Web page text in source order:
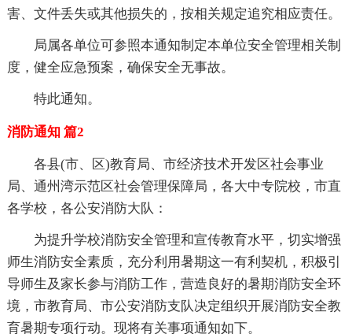
害、文件丢失或其他损失的，按相关规定追究相应责任。
局属各单位可参照本通知制定本单位安全管理相关制
度，健全应急预案，确保安全无事故。
特此通知。
消防通知 篇2
各县(市、区)教育局、市经济技术开发区社会事业
局、通州湾示范区社会管理保障局，各大中专院校，市直
各学校，各公安消防大队：
为提升学校消防安全管理和宣传教育水平，切实增强
师生消防安全素质，充分利用暑期这一有利契机，积极引
导师生及家长参与消防工作，营造良好的暑期消防安全环
境，市教育局、市公安消防支队决定组织开展消防安全教
育暑期专项行动。现将有关事项通知如下。